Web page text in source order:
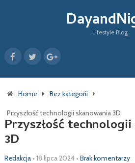
Lifestyle Blog
Home Bez kategorii
Przyszłość technologii skanowania 3D
Przyszłość
3D
Redakcja • 18 lipca 2024• Brak komentarzy